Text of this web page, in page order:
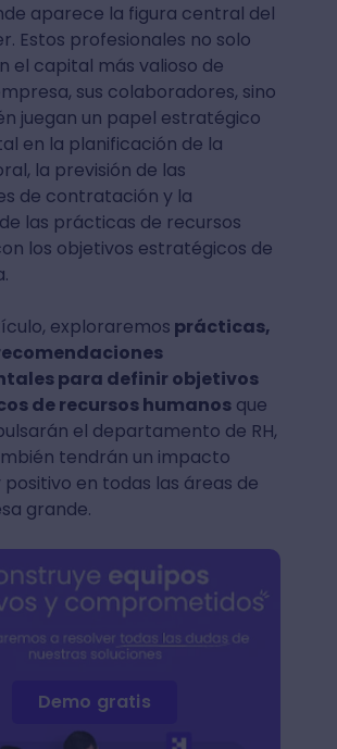
aparece la figura central del
Estos profesionales no solo
el capital más valioso de
sus colaboradores, sino
juegan un papel estratégico
en la planificación de la
la previsión de las
de contratación y la
las prácticas de recursos
los objetivos estratégicos de
exploraremos prácticas,
para definir objetivos
de recursos humanosque
el departamento de RH,
tendrán un impacto
en todas las áreas de
grande.
Demo gratis